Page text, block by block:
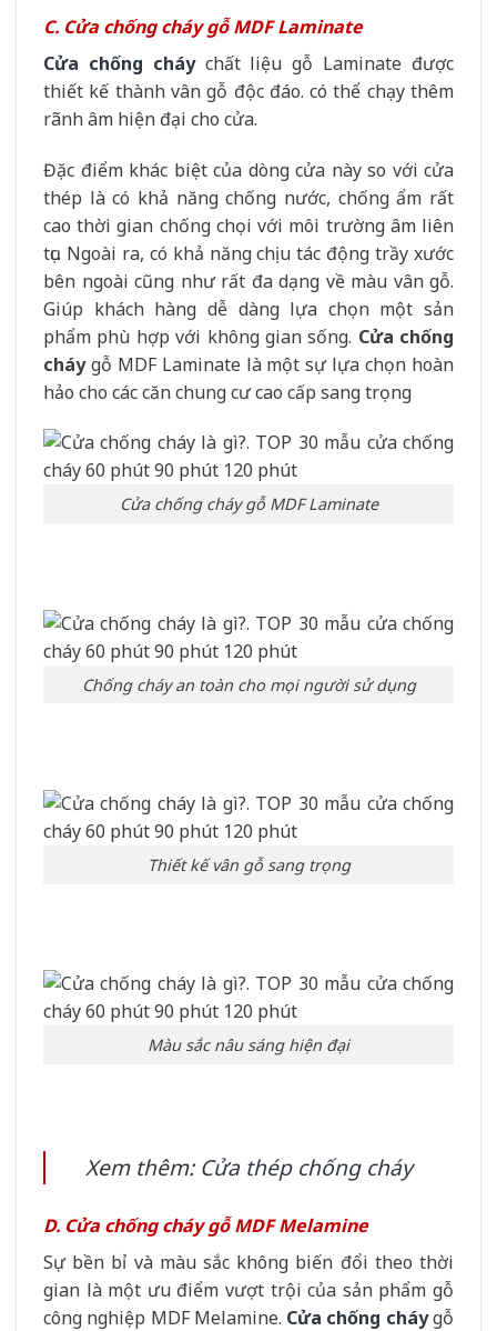
C. Cửa chống cháy gỗ MDF Laminate
Cửa chống cháy chất liệu gỗ Laminate được
thiết kế thành vân gỗ độc đáo. có thể chạy thêm
rãnh âm hiện đại cho cửa.
Đặc điểm khác biệt của dòng cửa này so với cửa
thép là có khả năng chống nước, chống ẩm rất
cao thời gian chống chọi với môi trường âm liên
tục. Ngoài ra, có khả năng chịu tác động trầy xước
bên ngoài cũng như rất đa dạng về màu vân gỗ.
Giúp khách hàng dễ dàng lựa chọn một sản
phẩm phù hợp với không gian sống. Cửa chống
cháygỗ MDF Laminate là một sự lựa chọn hoàn
hảo cho các căn chung cư cao cấp sang trọng
Cửa chống cháy gỗ MDF Laminate
Chống cháy an toàn cho mọi người sử dụng
Thiết kế vân gỗ sang trọng
Màu sắc nâu sáng hiện đại
Xem thêm: Cửa thép chống cháy
D. Cửa chống cháy gỗ MDF Melamine
Sự bền bỉ và màu sắc không biến đổi theo thời
gian là một ưu điểm vượt trội của sản phẩm gỗ
công nghiệp MDF Melamine. Cửa chống cháygỗ